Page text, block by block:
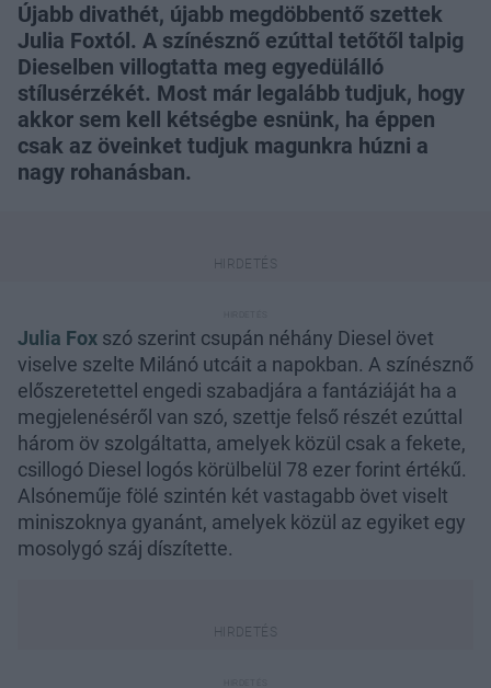
Újabb divathét, újabb megdöbbentő szettek
Julia Foxtól. A színésznő ezúttal tetőtől talpig
Dieselben villogtatta meg egyedülálló
stílusérzékét. Most már legalább tudjuk, hogy
akkor sem kell kétségbe esnünk, ha éppen
csak az öveinket tudjuk magunkra húzni a
nagy rohanásban.
Julia Fox szó szerint csupán néhány Diesel övet
viselve szelte Milánó utcáit a napokban. A színésznő
előszeretettel engedi szabadjára a fantáziáját ha a
megjelenéséről van szó, szettje felső részét ezúttal
három öv szolgáltatta, amelyek közül csak a fekete,
csillogó Diesel logós körülbelül 78 ezer forint értékű.
Alsóneműje fölé szintén két vastagabb övet viselt
miniszoknya gyanánt, amelyek közül az egyiket egy
mosolygó száj díszítette.